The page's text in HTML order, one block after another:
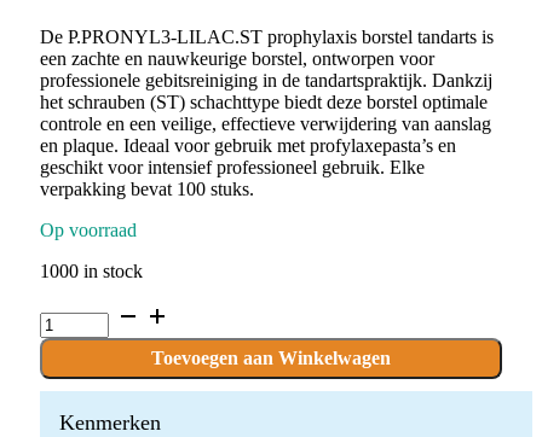
De P.PRONYL3-LILAC.ST prophylaxis borstel tandarts is
een zachte en nauwkeurige borstel, ontworpen voor
professionele gebitsreiniging in de tandartspraktijk. Dankzij
het schrauben (ST) schachttype biedt deze borstel optimale
controle en een veilige, effectieve verwijdering van aanslag
en plaque. Ideaal voor gebruik met profylaxepasta’s en
geschikt voor intensief professioneel gebruik. Elke
verpakking bevat 100 stuks.
Op voorraad
1000 in stock
P.PRONYL3-
LILAC.ST
100
stuks
quantity
Toevoegen aan Winkelwagen
Kenmerken